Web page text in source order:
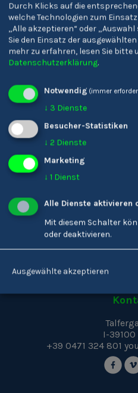
Über
I-39100
+39 0471 324 801
Durch Klicks auf die
welche Technologien zum
„Alle akzeptieren“ oder
Sie den Einsatz der
mehr zu erfahren, lesen Sie bitte
Datenschutzerklärung.
Notwendig (immer
↓ 3 Dienste
Besucher-Statistiken
↓ 2 Dienste
Marketing
↓ 1 Dienst
Alle Dienste aktivieren
Mit diesem Schalter
oder deaktivieren.
Ausgewählte akzeptieren